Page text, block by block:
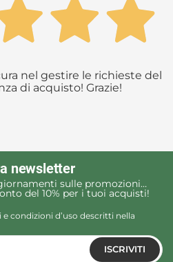
nel gestire le richieste del
di acquisto! Grazie!
newsletter
sulle promozioni…
del 10% per i tuoi acquisti!
condizioni d’uso descritti nella
ISCRIVITI